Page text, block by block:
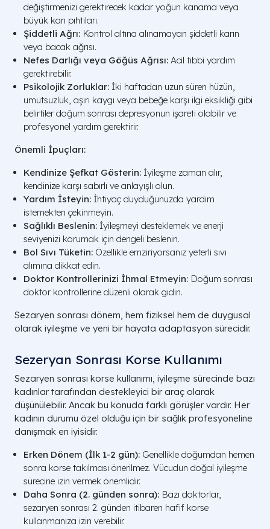
değiştirmenizi gerektirecek kadar yoğun kanama veya
büyük kan pıhtıları.
Şiddetli Ağrı: Kontrol altına alınamayan şiddetli karın
veya bacak ağrısı.
Nefes Darlığı veya Göğüs Ağrısı: Acil tıbbi yardım
gerektirebilir.
Psikolojik Zorluklar: İki haftadan uzun süren hüzün,
umutsuzluk, aşırı kaygı veya bebeğe karşı ilgi eksikliği gibi
belirtiler doğum sonrası depresyonun işareti olabilir ve
profesyonel yardım gerektirir.
Önemli İpuçları:
Kendinize Şefkat Gösterin: İyileşme zaman alır,
kendinize karşı sabırlı ve anlayışlı olun.
Yardım İsteyin: İhtiyaç duyduğunuzda yardım
istemekten çekinmeyin.
Sağlıklı Beslenin: İyileşmeyi desteklemek ve enerji
seviyenizi korumak için dengeli beslenin.
Bol Sıvı Tüketin: Özellikle emziriyorsanız yeterli sıvı
alımına dikkat edin.
Doktor Kontrollerinizi İhmal Etmeyin: Doğum sonrası
doktor kontrollerine düzenli olarak gidin.
Sezaryen sonrası dönem, hem fiziksel hem de duygusal
olarak iyileşme ve yeni bir hayata adaptasyon sürecidir.
Sezeryan Sonrası Korse​ Kullanımı
Sezaryen sonrası korse kullanımı, iyileşme sürecinde bazı
kadınlar tarafından destekleyici bir araç olarak
düşünülebilir. Ancak bu konuda farklı görüşler vardır. Her
kadının durumu özel olduğu için bir sağlık profesyoneline
danışmak en iyisidir.
Erken Dönem (İlk 1-2 gün): Genellikle doğumdan hemen
sonra korse takılması önerilmez. Vücudun doğal iyileşme
sürecine izin vermek önemlidir.
Daha Sonra (2. günden sonra): Bazı doktorlar,
sezaryen sonrası 2. günden itibaren hafif korse
kullanmanıza izin verebilir.